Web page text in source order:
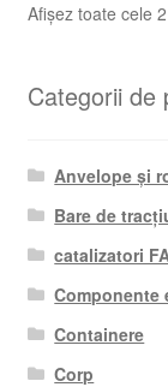
Afișez toate cele
Categorii de
Anvelope și
Bare de
catalizatori
Componente
Containere
Corp